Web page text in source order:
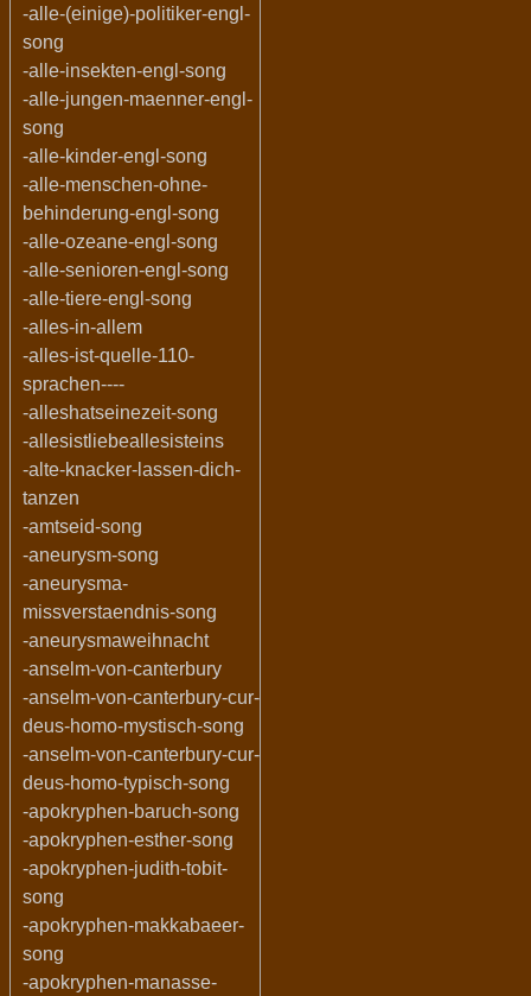
-alle-(einige)-politiker-engl-
song
-alle-insekten-engl-song
-alle-jungen-maenner-engl-
song
-alle-kinder-engl-song
-alle-menschen-ohne-
behinderung-engl-song
-alle-ozeane-engl-song
-alle-senioren-engl-song
-alle-tiere-engl-song
-alles-in-allem
-alles-ist-quelle-110-
sprachen----
-alleshatseinezeit-song
-allesistliebeallesisteins
-alte-knacker-lassen-dich-
tanzen
-amtseid-song
-aneurysm-song
-aneurysma-
missverstaendnis-song
-aneurysmaweihnacht
-anselm-von-canterbury
-anselm-von-canterbury-cur-
deus-homo-mystisch-song
-anselm-von-canterbury-cur-
deus-homo-typisch-song
-apokryphen-baruch-song
-apokryphen-esther-song
-apokryphen-judith-tobit-
song
-apokryphen-makkabaeer-
song
-apokryphen-manasse-